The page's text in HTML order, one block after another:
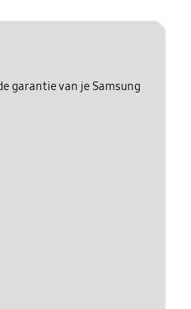
garantie van je Samsung